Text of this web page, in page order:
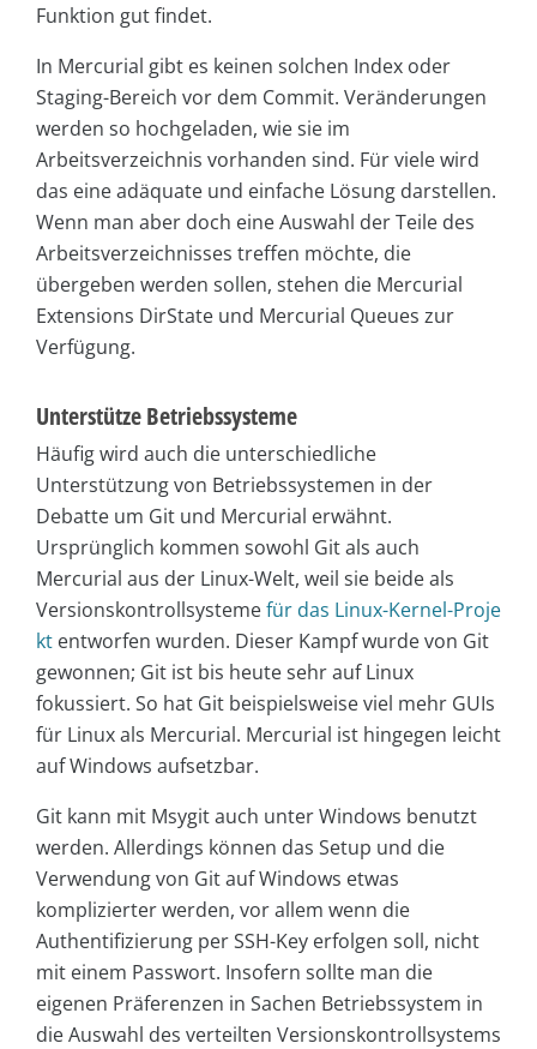
Funktion gut findet.
In Mercurial gibt es keinen solchen Index oder
Staging-Bereich vor dem Commit. Veränderungen
werden so hochgeladen, wie sie im
Arbeitsverzeichnis vorhanden sind. Für viele wird
das eine adäquate und einfache Lösung darstellen.
Wenn man aber doch eine Auswahl der Teile des
Arbeitsverzeichnisses treffen möchte, die
übergeben werden sollen, stehen die Mercurial
Extensions DirState und Mercurial Queues zur
Verfügung.
Unterstütze Betriebssysteme
Häufig wird auch die unterschiedliche
Unterstützung von Betriebssystemen in der
Debatte um Git und Mercurial erwähnt.
Ursprünglich kommen sowohl Git als auch
Mercurial aus der Linux-Welt, weil sie beide als
Versionskontrollsystemefür das Linux-Kernel-Proje
kt entworfen wurden. Dieser Kampf wurde von Git
gewonnen; Git ist bis heute sehr auf Linux
fokussiert. So hat Git beispielsweise viel mehr GUIs
für Linux als Mercurial. Mercurial ist hingegen leicht
auf Windows aufsetzbar.
Git kann mit Msygit auch unter Windows benutzt
werden. Allerdings können das Setup und die
Verwendung von Git auf Windows etwas
komplizierter werden, vor allem wenn die
Authentifizierung per SSH-Key erfolgen soll, nicht
mit einem Passwort. Insofern sollte man die
eigenen Präferenzen in Sachen Betriebssystem in
die Auswahl des verteilten Versionskontrollsystems